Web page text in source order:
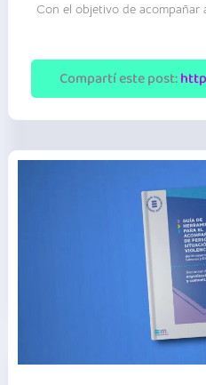
Con el objetivo de acompañar
Compartí este post: